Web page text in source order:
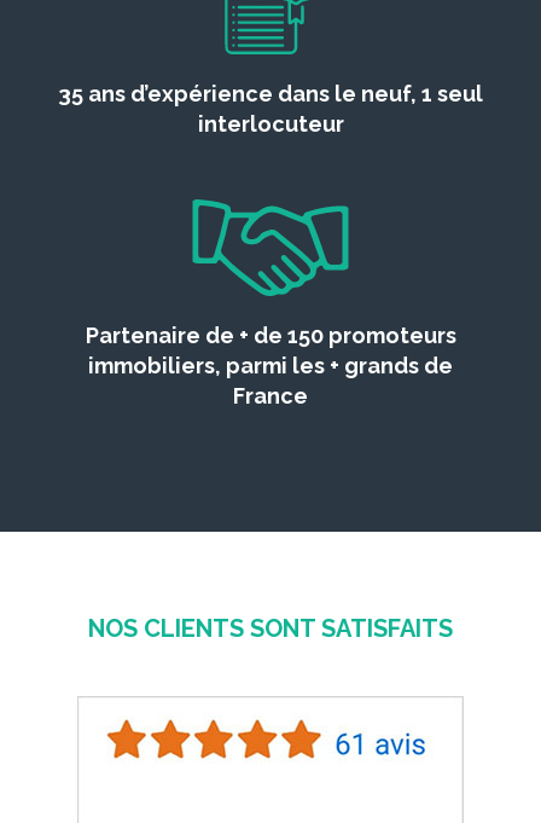
35 ans d’expérience dans le neuf, 1 seul
interlocuteur
Partenaire de + de 150 promoteurs
immobiliers, parmi les + grands de
France
NOS CLIENTS SONT SATISFAITS